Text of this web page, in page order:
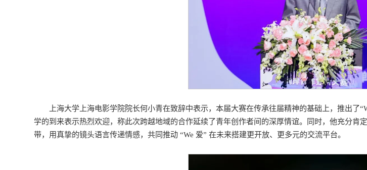
上海大学上海电影学院院长何小青在致辞中表示，本届大赛在传承往届精神的基础上，推出了
学的到来表示热烈欢迎，称此次跨越地域的合作延续了青年创作者间的深厚情谊。同时，他充分
带，用真挚的镜头语言传递情感，共同推动 “We 爱” 在未来搭建更开放、更多元的交流平台。